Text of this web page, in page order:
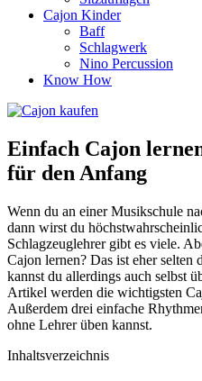
Cajon Kinder
Baff
Schlagwerk
Nino Percussion
Know How
Einfach Cajon
für den Anfang
Wenn du an einer Musikschule
dann wirst du
Schlagzeuglehrer gibt es viele.
Cajon lernen? Das ist eher selten
kannst du allerdings auch selbst
Artikel werden die wichtigsten
Außerdem drei einfache
ohne Lehrer üben kannst.
Inhaltsverzeichnis